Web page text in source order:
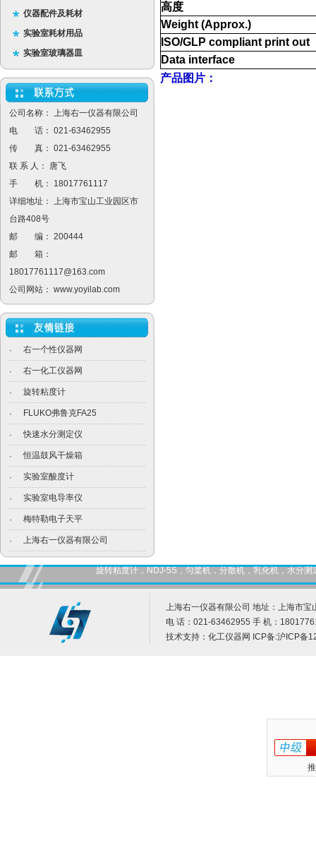
仪器配件及耗材
实验室耗材用品
实验室玻璃器皿
公司名称： 上海右一仪器有限公司
电 话： 021-63462955
传 真： 021-63462955
联 系 人： 唐飞
手 机： 18017761117
详细地址： 上海市宝山工业园区市
台路408号
邮 编： 200444
邮 箱：
18017761117@163.com
公司网站： www.yoyilab.com
· 右一个性仪器网
· 右一化工仪器网
· 旋转粘度计
· FLUKO弗鲁克FA25
· 快速水分测定仪
· 恒温鼓风干燥箱
· 实验室酸度计
· 实验室电导率仪
· 梅特勒电子天平
· 上海右一仪器有限公司
高度
Weight (Approx.)
ISO/GLP compliant print out
Data interface
产品图片：
旋转粘度计，NDJ-5S，匀桨机，分散机，乳化机，水分
上海右一仪器有限公司 地址：上海市宝
电 话：021-63462955 手 机：
技术支持： 化工仪器网 ICP备:沪ICP备